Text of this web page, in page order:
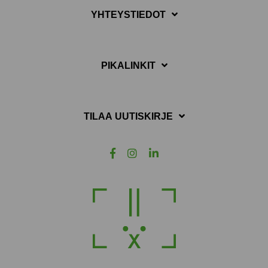
YHTEYSTIEDOT
PIKALINKIT
TILAA UUTISKIRJE